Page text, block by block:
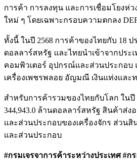
การค้า การลงทุน และการเชื่อมโยงห่
ใหม่ ๆ โดยเฉพาะกรอบความตกลง
ทั้งนี้ ในปี 2568 การค้าของไทยกับ 18
ดอลลาร์สหรัฐ และไทยนำเข้าจากปร
คอมพิวเตอร์ อุปกรณ์และส่วนประกอบ
เครื่องเพชรพลอย อัญมณี เงินแท่งแล
สำหรับการค้ารวมของไทยกับโลก ในปี
344,943.0 ล้านดอลลาร์สหรัฐ สินค้า
และส่วนประกอบของเครื่องจักร ส่วน
และส่วนประกอบ
#กรมเจรจาการค้าระหว่างประเทศ #